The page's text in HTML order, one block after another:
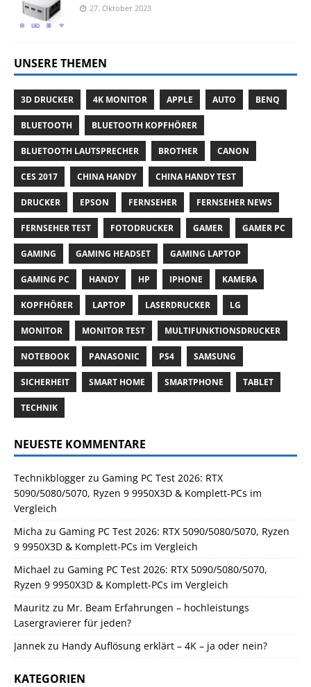
27. Oktober 2023
UNSERE THEMEN
3D DRUCKER 4K MONITOR APPLE AUTO BENQ
BLUETOOTH BLUETOOTH KOPFHÖRER
BLUETOOTH LAUTSPRECHER BROTHER CANON
CES 2017 CHINA HANDY CHINA HANDY TEST
DRUCKER EPSON FERNSEHER FERNSEHER NEWS
FERNSEHER TEST FOTODRUCKER GAMER GAMER PC
GAMING GAMING HEADSET GAMING LAPTOP
GAMING PC HANDY HP IPHONE KAMERA
KOPFHÖRER LAPTOP LASERDRUCKER LG
MONITOR MONITOR TEST MULTIFUNKTIONSDRUCKER
NOTEBOOK PANASONIC PS4 SAMSUNG
SICHERHEIT SMART HOME SMARTPHONE TABLET
TECHNIK
NEUESTE KOMMENTARE
Technikblogger zu Gaming PC Test 2026: RTX
5090/5080/5070, Ryzen 9 9950X3D & Komplett-PCs im
Vergleich
Micha zu Gaming PC Test 2026: RTX 5090/5080/5070, Ryzen
9 9950X3D & Komplett-PCs im Vergleich
Michael zu Gaming PC Test 2026: RTX 5090/5080/5070,
Ryzen 9 9950X3D & Komplett-PCs im Vergleich
Mauritz zu Mr. Beam Erfahrungen – hochleistungs
Lasergravierer für jeden?
Jannek zu Handy Auflösung erklärt – 4K – ja oder nein?
KATEGORIEN